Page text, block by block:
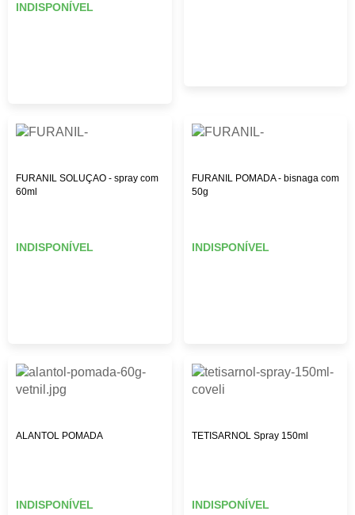
INDISPONÍVEL
FURANIL SOLUÇAO - spray com
60ml
INDISPONÍVEL
FURANIL POMADA - bisnaga com
50g
INDISPONÍVEL
ALANTOL POMADA
INDISPONÍVEL
TETISARNOL Spray 150ml
INDISPONÍVEL